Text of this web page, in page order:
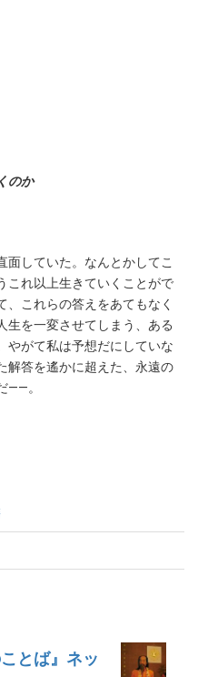
のか
面していた。なんとかしてこ
これ以上生きていくことがで
、これらの答えをあてもなく
生を一変させてしまう、ある
やがて私は予想だにしていな
解答を遙かに超えた、永遠の
――。
とば』ネッ